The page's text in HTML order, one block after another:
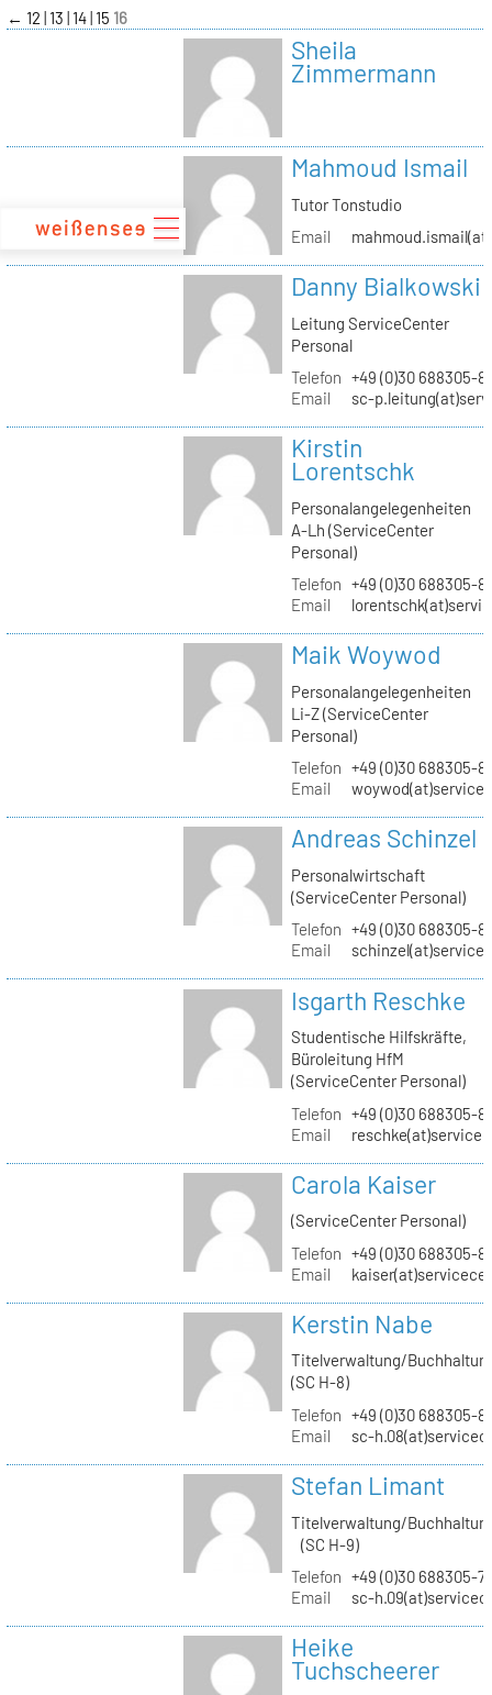
zum
Inhalt
← 12 13 14 15 16
Sheila
Zimmermann
Mahmoud Ismail
Tutor Tonstudio
Email
Danny Bialkowski
Leitung ServiceCenter
Personal
Telefon +49 (0)30 688305-
Email
sc-
Kirstin
Lorentschk
Personalangelegenheiten
A-Lh (ServiceCenter
Personal)
Telefon +49 (0)30 688305-
Email
Maik Woywod
Personalangelegenheiten
Li-Z (ServiceCenter
Personal)
Telefon +49 (0)30 688305-
Email
Andreas Schinzel
Personalwirtschaft
(ServiceCenter Personal)
Telefon +49 (0)30 688305-
Email
Isgarth Reschke
Studentische Hilfskräfte,
Büroleitung HfM
(ServiceCenter Personal)
Telefon +49 (0)30 688305-
Email
Carola Kaiser
(ServiceCenter Personal)
Telefon +49 (0)30 688305-
Email
Kerstin Nabe
Titelverwaltung/
(SC H-8)
Telefon +49 (0)30 688305-
Email
sc-
Stefan Limant
Titelverwaltung/
(SC H-9)
Telefon +49 (0)30 688305-
Email
sc-
Heike
Tuchscheerer